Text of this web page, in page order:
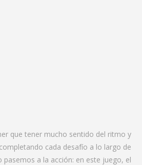
que tener mucho sentido del ritmo y
cada desafío a lo largo de
pasemos a la acción: en este juego, el